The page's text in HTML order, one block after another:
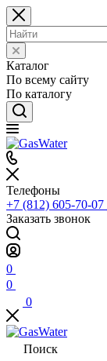
Каталог
По всему сайту
По каталогу
Телефоны
+7 (812) 605-70-07
Заказать звонок
0
0
0
Поиск